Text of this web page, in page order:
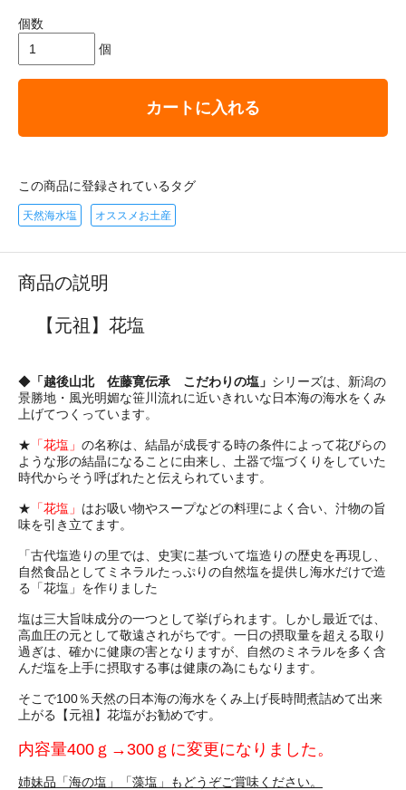
個数
個
カートに入れる
この商品に登録されているタグ
天然海水塩 オススメお土産
商品の説明
【元祖】花塩
◆ 「越後山北 佐藤寛伝承 こだわりの塩」 シリーズは、新潟の
景勝地・風光明媚な笹川流れに近いきれいな日本海の海水をくみ
上げてつくっています。
★ 「花塩」 の名称は、結晶が成長する時の条件によって花びらの
ような形の結晶になることに由来し、土器で塩づくりをしていた
時代からそう呼ばれたと伝えられています。
★ 「花塩」 はお吸い物やスープなどの料理によく合い、汁物の旨
味を引き立てます。
「古代塩造りの里では、史実に基づいて塩造りの歴史を再現し、
自然食品としてミネラルたっぷりの自然塩を提供し海水だけで造
る「花塩」を作りました
塩は三大旨味成分の一つとして挙げられます。しかし最近では、
高血圧の元として敬遠されがちです。一日の摂取量を超える取り
過ぎは、確かに健康の害となりますが、自然のミネラルを多く含
んだ塩を上手に摂取する事は健康の為にもなります。
そこで100％天然の日本海の海水をくみ上げ長時間煮詰めて出来
上がる【元祖】花塩がお勧めです。
内容量400ｇ→300ｇに変更になりました。
姉妹品「海の塩」「藻塩」もどうぞご賞味ください。